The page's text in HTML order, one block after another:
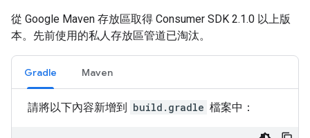
從 Google Maven 存放區取得 Consumer SDK 2.1.0 以上版
本。先前使用的私人存放區管道已淘汰。
Gradle Maven
請將以下內容新增到 build.gradle 檔案中：